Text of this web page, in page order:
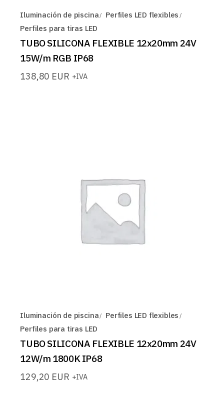
Iluminación de piscina
Perfiles LED flexibles
Perfiles para tiras LED
TUBO SILICONA FLEXIBLE 12x20mm 24V
15W/m RGB IP68
138,80 EUR +IVA
Iluminación de piscina
Perfiles LED flexibles
Perfiles para tiras LED
TUBO SILICONA FLEXIBLE 12x20mm 24V
12W/m 1800K IP68
129,20 EUR +IVA